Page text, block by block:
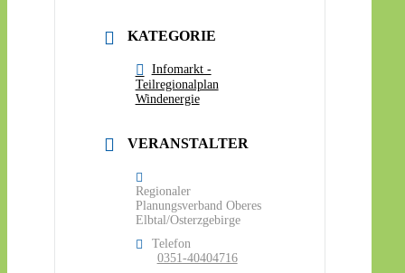
KATEGORIE
Infomarkt -
Teilregionalplan
Windenergie
VERANSTALTER
Regionaler
Planungsverband Oberes
Elbtal/Osterzgebirge
Telefon
0351-40404716